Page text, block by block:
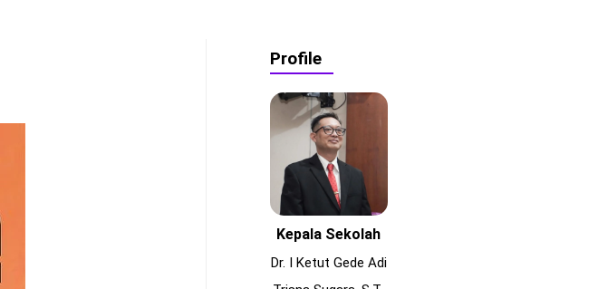
Profile
Kepala Sekolah
Dr. I Ketut Gede Adi